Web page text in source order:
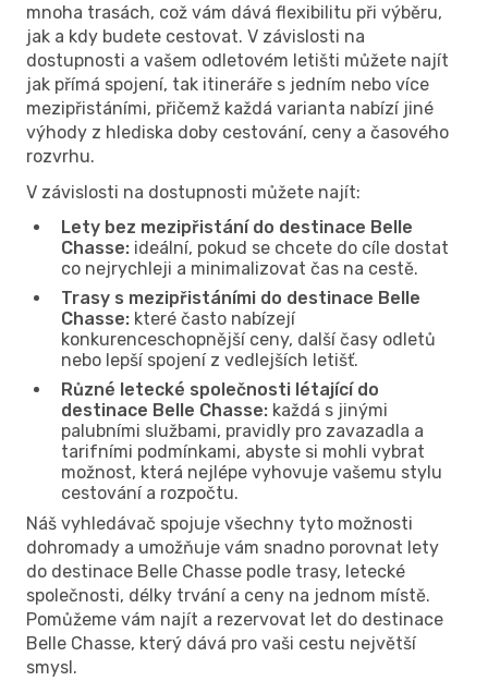
mnoha trasách, což vám dává flexibilitu při výběru,
jak a kdy budete cestovat. V závislosti na
dostupnosti a vašem odletovém letišti můžete najít
jak přímá spojení, tak itineráře s jedním nebo více
mezipřistáními, přičemž každá varianta nabízí jiné
výhody z hlediska doby cestování, ceny a časového
rozvrhu.
V závislosti na dostupnosti můžete najít:
Lety bez mezipřistání do destinace Belle
Chasse: ideální, pokud se chcete do cíle dostat
co nejrychleji a minimalizovat čas na cestě.
Trasy s mezipřistáními do destinace Belle
Chasse: které často nabízejí
konkurenceschopnější ceny, další časy odletů
nebo lepší spojení z vedlejších letišť.
Různé letecké společnosti létající do
destinace Belle Chasse: každá s jinými
palubními službami, pravidly pro zavazadla a
tarifními podmínkami, abyste si mohli vybrat
možnost, která nejlépe vyhovuje vašemu stylu
cestování a rozpočtu.
Náš vyhledávač spojuje všechny tyto možnosti
dohromady a umožňuje vám snadno porovnat lety
do destinace Belle Chasse podle trasy, letecké
společnosti, délky trvání a ceny na jednom místě.
Pomůžeme vám najít a rezervovat let do destinace
Belle Chasse, který dává pro vaši cestu největší
smysl.